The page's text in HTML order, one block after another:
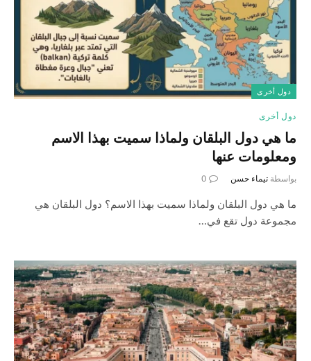
دول أخرى
دول أخرى
ما هي دول البلقان ولماذا سميت بهذا الاسم
ومعلومات عنها
بواسطة تيماء حسن 0
ما هي دول البلقان ولماذا سميت بهذا الاسم؟ دول البلقان هي
مجموعة دول تقع في…